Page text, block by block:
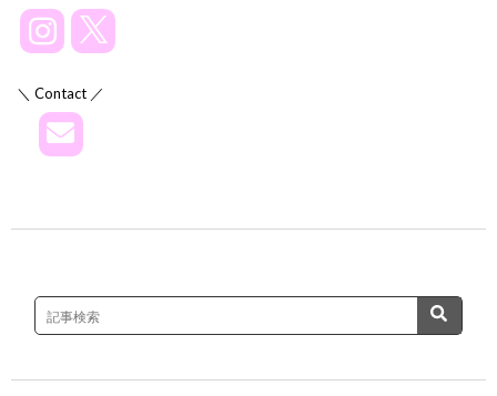
＼ Contact ／